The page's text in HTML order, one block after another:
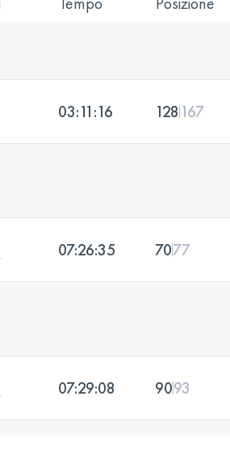
03:11:16 128 167
07:26:35 7077
07:29:08 9093